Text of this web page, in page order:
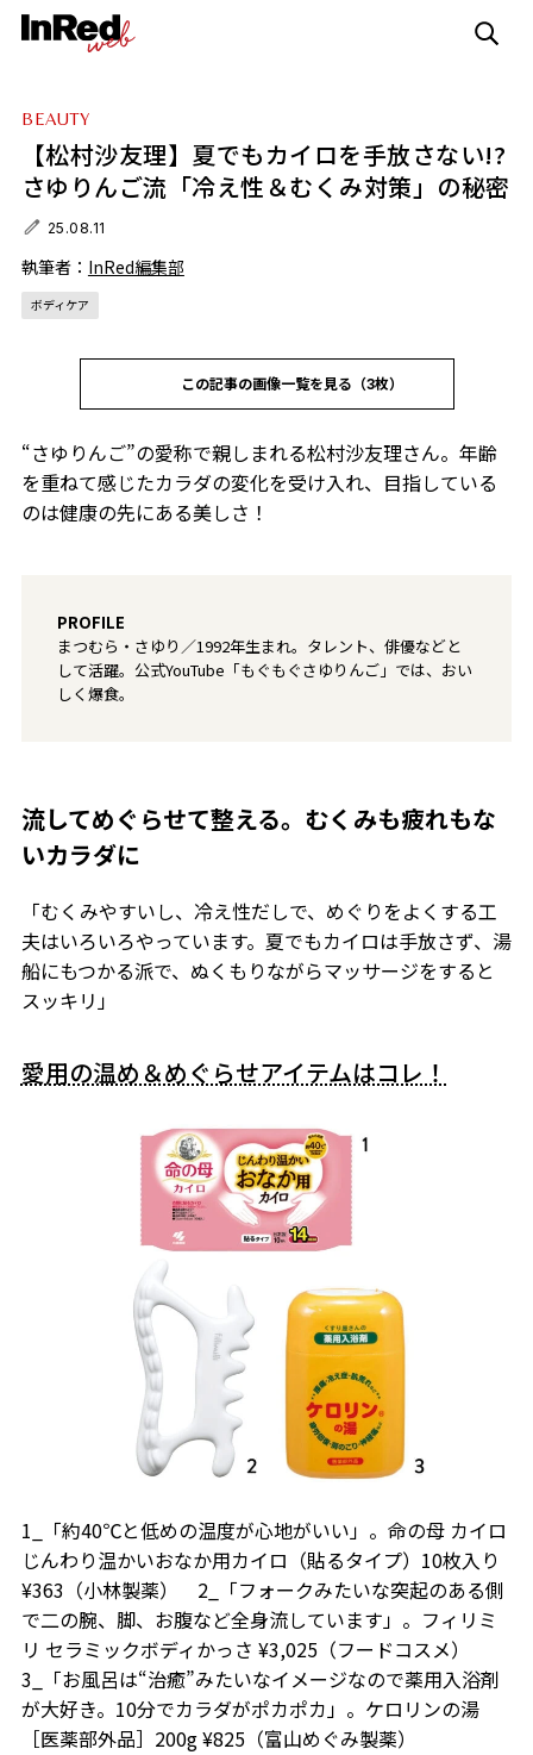
BEAUTY
【松村沙友理】夏でもカイロを手放さない!?
さゆりんご流「冷え性＆むくみ対策」の秘密
25.08.11
執筆者： InRed編集部
ボディケア
この記事の画像一覧を見る（3枚）
“さゆりんご”の愛称で親しまれる松村沙友理さん。年齢
を重ねて感じたカラダの変化を受け入れ、目指している
のは健康の先にある美しさ！
PROFILE
まつむら・さゆり／1992年生まれ。タレント、俳優などと
して活躍。公式YouTube「もぐもぐさゆりんご」では、おい
しく爆食。
流してめぐらせて整える。むくみも疲れもな
いカラダに
「むくみやすいし、冷え性だしで、めぐりをよくする工
夫はいろいろやっています。夏でもカイロは手放さず、湯
船にもつかる派で、ぬくもりながらマッサージをすると
スッキリ」
愛用の温め＆めぐらせアイテムはコレ！
1_「約40℃と低めの温度が心地がいい」。命の母 カイロ
じんわり温かいおなか用カイロ（貼るタイプ）10枚入り
¥363（小林製薬） 2_「フォークみたいな突起のある側
で二の腕、脚、お腹など全身流しています」。フィリミ
リ セラミックボディかっさ ¥3,025（フードコスメ）
3_「お風呂は“治癒”みたいなイメージなので薬用入浴剤
が大好き。10分でカラダがポカポカ」。ケロリンの湯
［医薬部外品］200g ¥825（富山めぐみ製薬）